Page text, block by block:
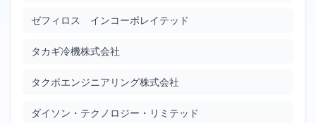
JP2010019273
JP2010019863
ゼフィロス インコーポレイテッド
タカギ冷機株式会社
タクボエンジニアリング株式会社
ダイソン・テクノロジー・リミテッド